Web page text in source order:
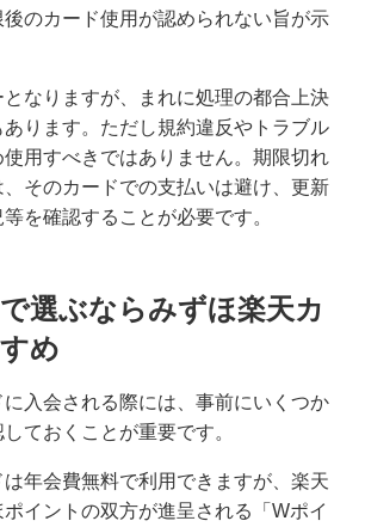
のカード使用が認められない旨が示
なりますが、まれに処理の都合上決
ります。ただし規約違反やトラブル
用すべきではありません。期限切れ
そのカードでの支払いは避け、更新
を確認することが必要です。
選ぶならみずほ楽天カ
め
入会される際には、事前にいくつか
ておくことが重要です。
年会費無料で利用できますが、楽天
イントの双方が進呈される「Wポイ